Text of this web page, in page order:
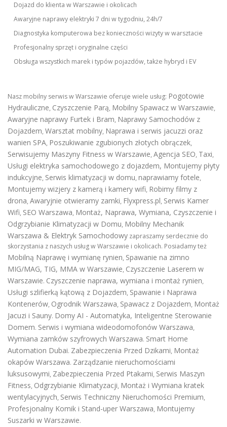
Dojazd do klienta w Warszawie i okolicach
Awaryjne naprawy elektryki 7 dni w tygodniu, 24h/7
Diagnostyka komputerowa bez konieczności wizyty w warsztacie
Profesjonalny sprzęt i oryginalne części
Obsługa wszystkich marek i typów pojazdów, także hybryd i EV
Nasz mobilny serwis w Warszawie oferuje wiele usług: Pogotowie
Hydrauliczne, Czyszczenie Parą, Mobilny Spawacz w Warszawie,
Awaryjne naprawy Furtek i Bram, Naprawy Samochodów z
Dojazdem, Warsztat mobilny, Naprawa i serwis jacuzzi oraz
wanien SPA, Poszukiwanie zgubionych złotych obrączek,
Serwisujemy Maszyny Fitness w Warszawie, Agencja SEO, Taxi,
Usługi elektryka samochodowego z dojazdem, Montujemy płyty
indukcyjne, Serwis klimatyzacji w domu, naprawiamy fotele,
Montujemy wizjery z kamerą i kamery wifi, Robimy filmy z
drona, Awaryjnie otwieramy zamki, Flyxpress.pl, Serwis Kamer
Wifi, SEO Warszawa, Montaż, Naprawa, Wymiana, Czyszczenie i
Odgrzybianie Klimatyzacji w Domu, Mobilny Mechanik
Warszawa & Elektryk Samochodowy zapraszamy serdecznie do
skorzystania z naszych usług w Warszawie i okolicach. Posiadamy też
Mobilną Naprawę i wymianę rynien, Spawanie na zimno
MIG/MAG, TIG, MMA w Warszawie, Czyszczenie Laserem w
Warszawie. Czyszczenie naprawa, wymiana i montaż rynien,
Usługi szlifierką kątową z Dojazdem, Spawanie i Naprawa
Kontenerów, Ogrodnik Warszawa, Spawacz z Dojazdem, Montaż
Jacuzi i Sauny. Domy AI - Automatyka, Inteligentne Sterowanie
Domem. Serwis i wymiana wideodomofonów Warszawa,
Wymiana zamków szyfrowych Warszawa. Smart Home
Automation Dubai. Zabezpieczenia Przed Dzikami, Montaż
okapów Warszawa. Zarządzanie nieruchomościami
luksusowymi, Zabezpieczenia Przed Ptakami, Serwis Maszyn
Fitness, Odgrzybianie Klimatyzacji, Montaż i Wymiana kratek
wentylacyjnych, Serwis Techniczny Nieruchomości Premium,
Profesjonalny Komik i Stand-uper Warszawa, Montujemy
Suszarki w Warszawie.